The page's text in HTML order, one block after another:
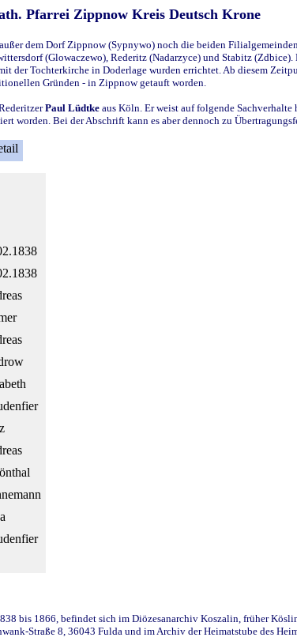
Pfarrei Zippnow Kreis Deutsch Krone
dem Dorf Zippnow (Sypnywo) noch die beiden
(Glowaczewo), Rederitz (Nadarzyce) und Stabitz
der Tochterkirche in Doderlage wurden errichtet. Ab diesem
Gründen - in Zippnow getauft worden.
Paul Lüdtke aus Köln. Er weist auf folgende
worden. Bei der Abschrift kann es aber dennoch zu
bis 1866, befindet sich im Diözesanarchiv Koszalin, früher
Straße 8, 36043 Fulda und im Archiv der Heimatstube des